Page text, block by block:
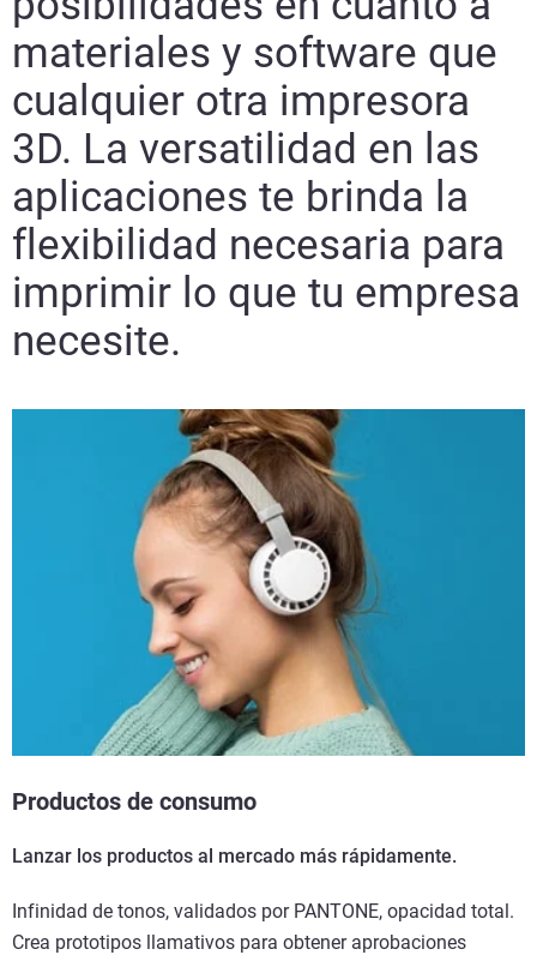
materiales y software que
cualquier otra impresora
3D. La versatilidad en las
aplicaciones te brinda la
flexibilidad necesaria para
imprimir lo que tu empresa
necesite.
Productos de consumo
Lanzar los productos al mercado más rápidamente.
Infinidad de tonos, validados por PANTONE, opacidad total.
Crea prototipos llamativos para obtener aprobaciones